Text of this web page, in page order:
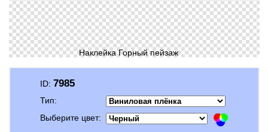
Наклейка Горный пейзаж
ID: 7985
Тип:
Выберите цвет: